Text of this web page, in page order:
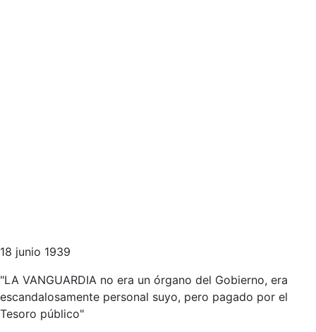
18 junio 1939
"LA VANGUARDIA no era un órgano del Gobierno, era
escandalosamente personal suyo, pero pagado por el
Tesoro público"